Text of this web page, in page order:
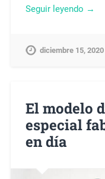
Seguir leyendo →
diciembre 15, 2020
El modelo
especial
en día